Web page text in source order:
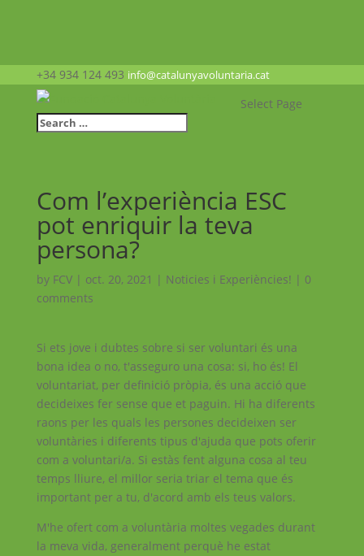
+34 934 124 493 info@catalunyavoluntaria.cat
Select Page
Com l’experiència ESC
pot enriquir la teva
persona?
by FCV| oct. 20, 2021 | Noticies i Experiències! | 0
comments
Si ets jove i dubtes sobre si ser voluntari és una
bona idea o no, t'asseguro una cosa: si, ho és! El
voluntariat, per definició pròpia, és una acció que
decideixes fer sense que et paguin. Hi ha diferents
raons per les quals les persones decideixen ser
voluntàries i diferents tipus d'ajuda que pots oferir
com a voluntari/a. Si estàs fent alguna cosa al teu
temps lliure, el millor seria triar el tema que és
important per a tu, d'acord amb els teus valors.
M'he ofert com a voluntària moltes vegades durant
la meva vida, generalment perquè he estat